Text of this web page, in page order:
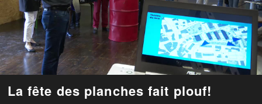
La fête des planches fait plouf!